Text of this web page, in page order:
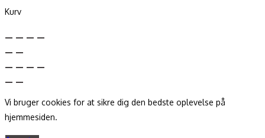
Kurv
Vi bruger cookies for at sikre dig den bedste oplevelse på
hjemmesiden.